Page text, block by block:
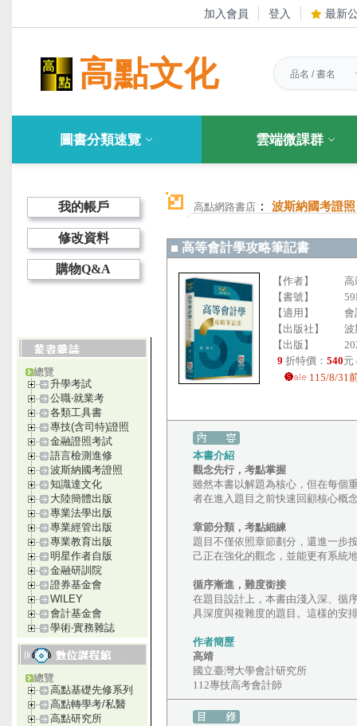
加入會員 登入 最新
高點文化
圖書分類速覽 雲端微課群
我的帳戶
修改資料
購物Q&A
總覽
升學考試
公職‧就業考
各類工具書
專技(含司特)證照
金融證照考試
語言檢測進修
波斯納國考證照
知識達文化
大陸簡體出版
專業法學出版
專業經管出版
專業教育出版
明星作者自版
金融研訓院
證券基金會
WILEY
會計基金會
學術‧實務雜誌
總覽
高點基礎先修系列
高點轉學考/私醫
高點研究所
高點網路書店 ： 波斯納國考證照
高等會計學攻略筆記書
【作者】
【書號】
【適用】
【出版社】
波
【出版】
9 折特價： 540元
115/8/31
本書介紹
觀念先行，考點掌握
雖然本書以解題為核心，但在每個
者在進入題目之前快速回顧核心概
章節分類，考點細練
題目不僅依照章節劃分，還進一步
己正在強化的觀念，並能更有系統
循序漸進，難度銜接
在題目設計上，本書由淺入深、循
具深度與複雜度的題目。這樣的安
作者簡歷
高靖
國立臺灣大學會計研究所
112專技高考會計師